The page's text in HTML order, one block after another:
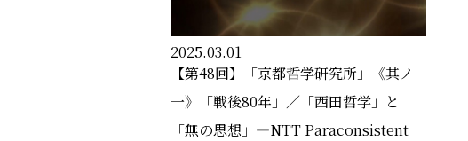
2025.03.01
【第48回】「京都哲学研究所」《其ノ
一》「戦後80年」／「西田哲学」と
「無の思想」―NTT Paraconsistent